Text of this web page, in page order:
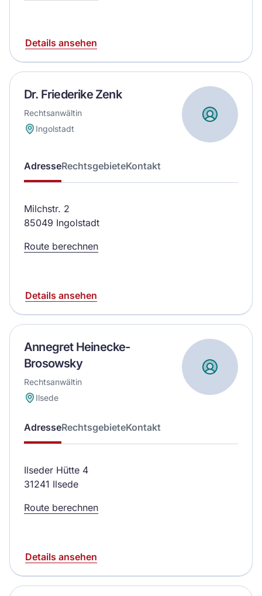
Details ansehen
Dr. Friederike Zenk
Rechtsanwältin
Ingolstadt
AdresseRechtsgebieteKontakt
Milchstr. 2
85049 Ingolstadt
Route berechnen
Details ansehen
Annegret Heinecke-
Brosowsky
Rechtsanwältin
Ilsede
AdresseRechtsgebieteKontakt
Ilseder Hütte 4
31241 Ilsede
Route berechnen
Details ansehen